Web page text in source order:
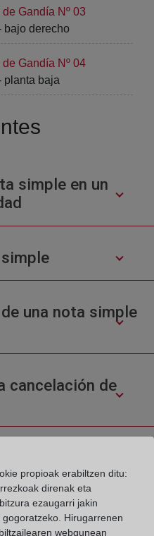
Gandía Nº 03
bajo derecho
Gandía Nº 04
planta baja
simple en un
una nota simple
cancelación de
propioak erabiltzen ditu:
direnak eta
ezaugarri jakin
Hirugarrenen
webgunean